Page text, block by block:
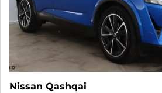
Nissan Qashqai